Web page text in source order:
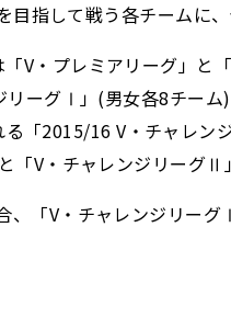
指して戦う各チームに
V・プレミアリーグ」
ーグⅠ」(男女各8チー
「2015/16 V・チャレン
V・チャレンジリーグ
「V・チャレンジリー